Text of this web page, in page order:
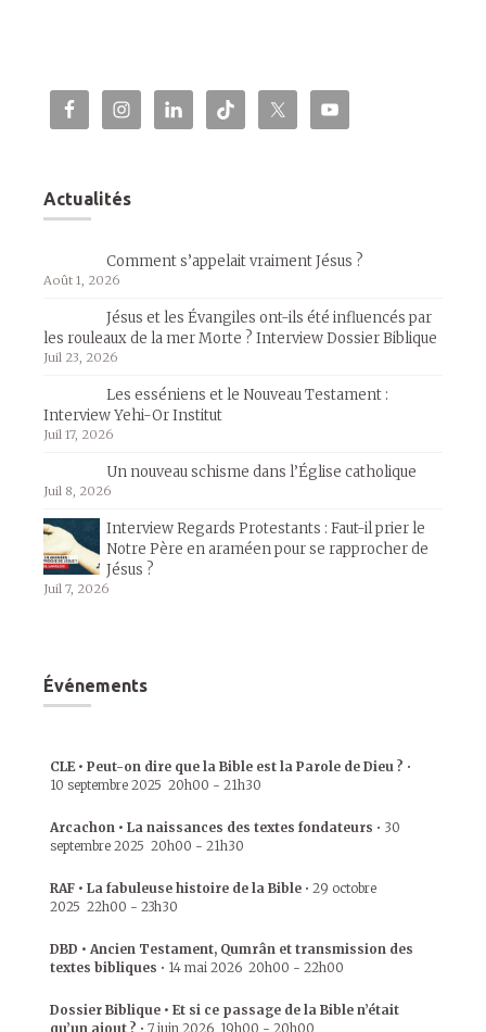
Actualités
Comment s’appelait vraiment Jésus ?
Août 1, 2026
Jésus et les Évangiles ont-ils été influencés par
les rouleaux de la mer Morte ? Interview Dossier Biblique
Juil 23, 2026
Les esséniens et le Nouveau Testament :
Interview Yehi-Or Institut
Juil 17, 2026
Un nouveau schisme dans l’Église catholique
Juil 8, 2026
Interview Regards Protestants : Faut-il prier le
Notre Père en araméen pour se rapprocher de
Jésus ?
Juil 7, 2026
Événements
CLE • Peut-on dire que la Bible est la Parole de Dieu ? •
10 septembre 2025 20h00 - 21h30
Arcachon • La naissances des textes fondateurs • 30
septembre 2025 20h00 - 21h30
RAF • La fabuleuse histoire de la Bible • 29 octobre
2025 22h00 - 23h30
DBD • Ancien Testament, Qumrân et transmission des
textes bibliques • 14 mai 2026 20h00 - 22h00
Dossier Biblique • Et si ce passage de la Bible n’était
qu’un ajout ? • 7 juin 2026 19h00 - 20h00